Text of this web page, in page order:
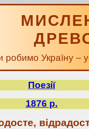
робимо Україну –
Поезії
1876 р.